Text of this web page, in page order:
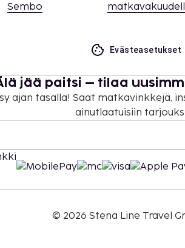
Sembo
Evästeasetukset
jää paitsi – tilaa
ajan tasalla! Saat matkavinkkejä,
ainutlaatuisiin
© 2026 Stena Line Travel